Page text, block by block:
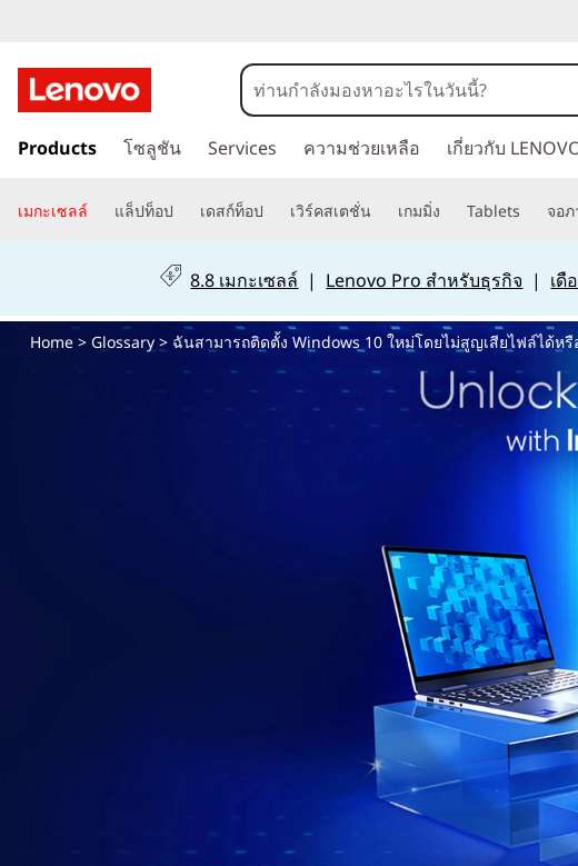
น
ส
า
า
า
ไ
นื้
Products โซลูชัน Services ความช่วยเหลือ เกี่ยวกับ
เมกะเซลล์ แล็ปท็อป เดสก์ท็อป เวิร์คสเตชั่น เกมมิ่ง Tablets จอ
8.8 เมกะเซลล์ | Lenovo Pro สำหรับธุรกิจ | เดื
Home> Glossary> ฉันสามารถติดตั้ง Windows 10 ใหม่โดยไม่สูญเสียไฟล์ได้หรื